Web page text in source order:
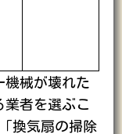
機械が壊れた
業者を選ぶこ
換気扇の掃除